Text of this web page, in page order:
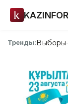
Тренды: